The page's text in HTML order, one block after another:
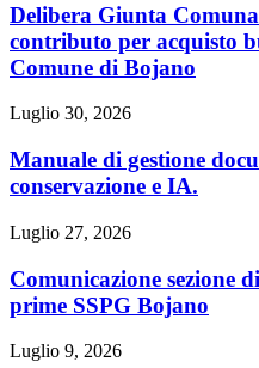
Delibera Giunta
contributo per acquisto
Comune di Bojano
Luglio 30, 2026
Manuale di gestione
conservazione e IA.
Luglio 27, 2026
Comunicazione sezione
prime SSPG Bojano
Luglio 9, 2026